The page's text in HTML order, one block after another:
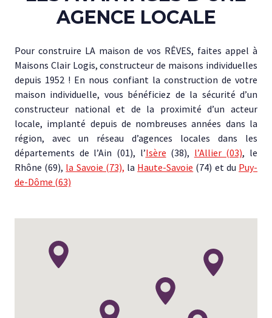
AGENCE LOCALE
Pour construire LA maison de vos RÊVES, faites appel à
Maisons Clair Logis, constructeur de maisons individuelles
depuis 1952 ! En nous confiant la construction de votre
maison individuelle, vous bénéficiez de la sécurité d’un
constructeur national et de la proximité d’un acteur
locale, implanté depuis de nombreuses années dans la
région, avec un réseau d’agences locales dans les
départements de l’Ain (01), l’Isère (38), l’Allier (03), le
Rhône (69), la Savoie (73), la Haute-Savoie (74) et du Puy-
de-Dôme (63)